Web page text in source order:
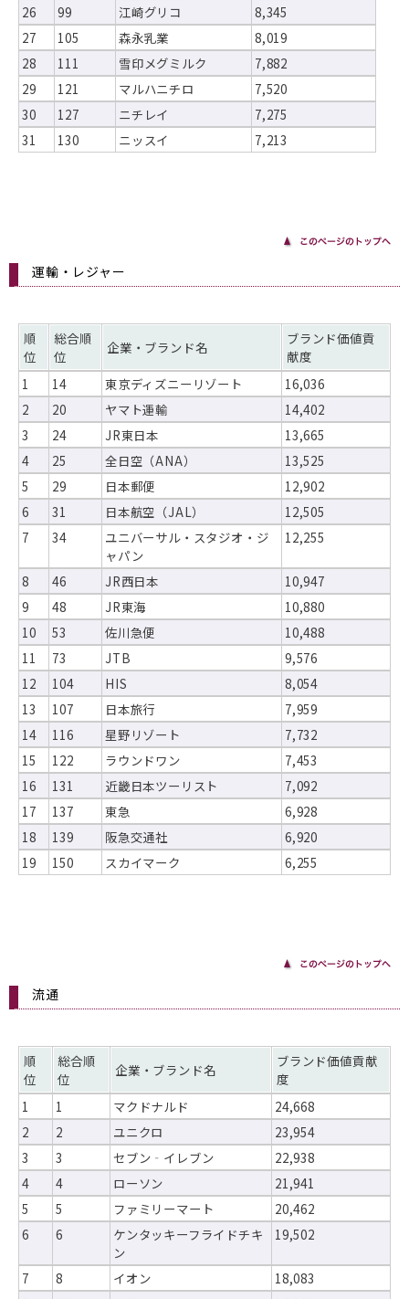
26
99 江崎グリコ
8,345
27
105 森永乳業
8,019
28
111 雪印メグミルク
7,882
29
121 マルハニチロ
7,520
30
127 ニチレイ
7,275
31
130 ニッスイ 7,213
運輸・レジャー
順
位
総合順
位
企業・ブランド名
ブランド価値貢
献度
1
14 東京ディズニーリゾート
16,036
2
20 ヤマト運輸
14,402
3
24 JR東日本
13,665
4
25 全日空（ANA）
13,525
5
29 日本郵便
12,902
6
31 日本航空（JAL）
12,505
7
34
ユニバーサル・スタジオ・ジ
ャパン
12,255
8 46 JR西日本
10,947
9
48 JR東海
10,880
10
53 佐川急便
10,488
11
73 JTB
9,576
12
104 HIS
8,054
13
107 日本旅行
7,959
14
116 星野リゾート
7,732
15
122 ラウンドワン
7,453
16
131 近畿日本ツーリスト
7,092
17
137 東急
6,928
18
139 阪急交通社
6,920
19
150 スカイマーク 6,255
流通
順
位
総合順
位
企業・ブランド名
ブランド価値貢献
度
1
1 マクドナルド
24,668
2
2 ユニクロ
23,954
3
3 セブン‐イレブン
22,938
4
4 ローソン
21,941
5
5 ファミリーマート
20,462
6
6
ケンタッキーフライドチキ
ン
19,502
7 8 イオン
18,083